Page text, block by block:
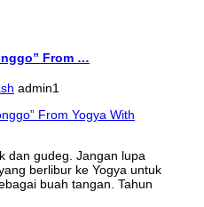
From …
admin1
dan gudeg. Jangan lupa
berlibur ke Yogya untuk
buah tangan. Tahun